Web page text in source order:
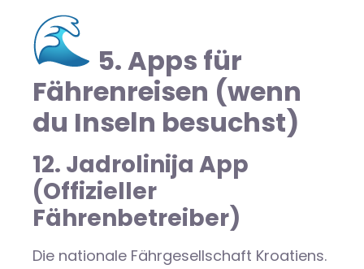
5. Apps für
Fährenreisen (wenn
du Inseln besuchst)
12. Jadrolinija App
(Offizieller
Fährenbetreiber)
Die nationale Fährgesellschaft Kroatiens.